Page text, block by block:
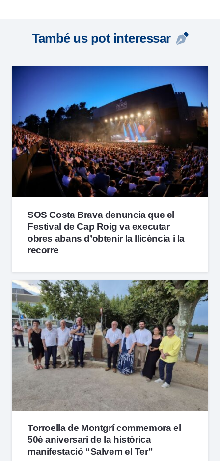
També us pot interessar
SOS Costa Brava denuncia que el
Festival de Cap Roig va executar
obres abans d’obtenir la llicència i la
recorre
Torroella de Montgrí commemora el
50è aniversari de la històrica
manifestació “Salvem el Ter”